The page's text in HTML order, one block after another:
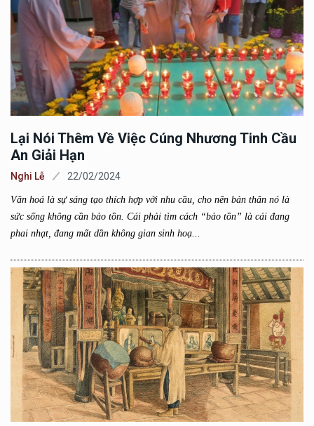
Lại Nói Thêm Về Việc Cúng Nhương Tinh Cầu
An Giải Hạn
Nghi Lễ 22/02/2024
Văn hoá là sự sáng tạo thích hợp với nhu cầu, cho nên bản thân nó là
sức sống không cần bảo tồn. Cái phải tìm cách “bảo tồn” là cái đang
phai nhạt, đang mất dần không gian sinh hoạ...